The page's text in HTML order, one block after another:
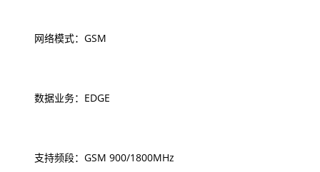
网络模式：GSM
数据业务：EDGE
支持频段：GSM 900/1800MHz